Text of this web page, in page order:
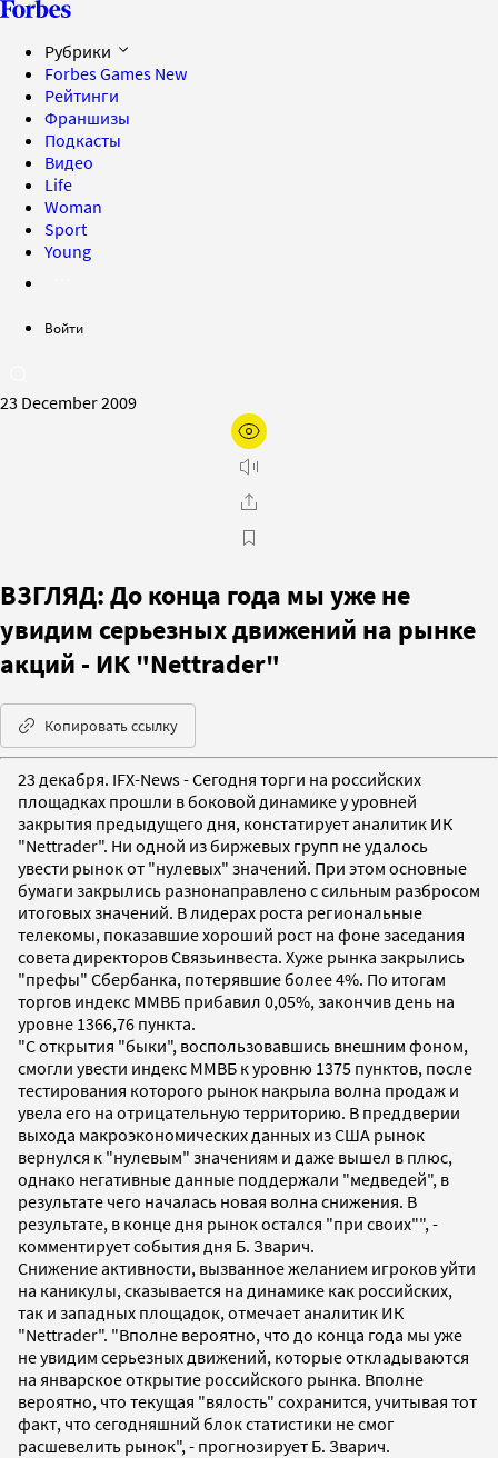
Рубрики
Forbes Games New
Рейтинги
Франшизы
Подкасты
Видео
Life
Woman
Sport
Young
Войти
23 December 2009
ВЗГЛЯД: До конца года мы уже не
увидим серьезных движений на рынке
акций - ИК "Nettrader"
Копировать ссылку
23 декабря. IFX-News - Сегодня торги на российских
площадках прошли в боковой динамике у уровней
закрытия предыдущего дня, констатирует аналитик ИК
"Nettrader". Ни одной из биржевых групп не удалось
увести рынок от "нулевых" значений. При этом основные
бумаги закрылись разнонаправлено с сильным разбросом
итоговых значений. В лидерах роста региональные
телекомы, показавшие хороший рост на фоне заседания
совета директоров Связьинвеста. Хуже рынка закрылись
"префы" Сбербанка, потерявшие более 4%. По итогам
торгов индекс ММВБ прибавил 0,05%, закончив день на
уровне 1366,76 пункта.
"С открытия "быки", воспользовавшись внешним фоном,
смогли увести индекс ММВБ к уровню 1375 пунктов, после
тестирования которого рынок накрыла волна продаж и
увела его на отрицательную территорию. В преддверии
выхода макроэкономических данных из США рынок
вернулся к "нулевым" значениям и даже вышел в плюс,
однако негативные данные поддержали "медведей", в
результате чего началась новая волна снижения. В
результате, в конце дня рынок остался "при своих"", -
комментирует события дня Б. Зварич.
Снижение активности, вызванное желанием игроков уйти
на каникулы, сказывается на динамике как российских,
так и западных площадок, отмечает аналитик ИК
"Nettrader". "Вполне вероятно, что до конца года мы уже
не увидим серьезных движений, которые откладываются
на январское открытие российского рынка. Вполне
вероятно, что текущая "вялость" сохранится, учитывая тот
факт, что сегодняшний блок статистики не смог
расшевелить рынок", - прогнозирует Б. Зварич.